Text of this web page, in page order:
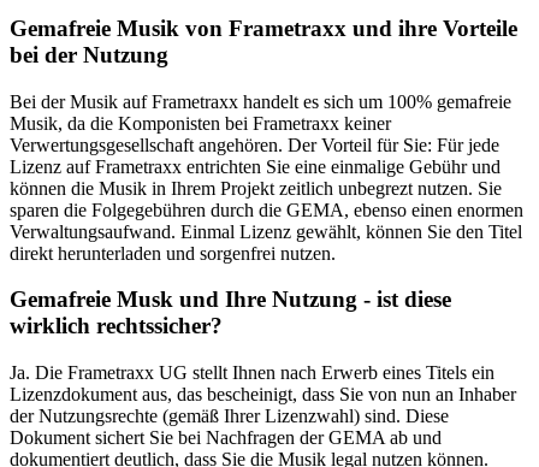
Gemafreie Musik von Frametraxx und ihre Vorteile
bei der Nutzung
Bei der Musik auf Frametraxx handelt es sich um 100% gemafreie
Musik, da die Komponisten bei Frametraxx keiner
Verwertungsgesellschaft angehören. Der Vorteil für Sie: Für jede
Lizenz auf Frametraxx entrichten Sie eine einmalige Gebühr und
können die Musik in Ihrem Projekt zeitlich unbegrezt nutzen. Sie
sparen die Folgegebühren durch die GEMA, ebenso einen enormen
Verwaltungsaufwand. Einmal Lizenz gewählt, können Sie den Titel
direkt herunterladen und sorgenfrei nutzen.
Gemafreie Musk und Ihre Nutzung - ist diese
wirklich rechtssicher?
Ja. Die Frametraxx UG stellt Ihnen nach Erwerb eines Titels ein
Lizenzdokument aus, das bescheinigt, dass Sie von nun an Inhaber
der Nutzungsrechte (gemäß Ihrer Lizenzwahl) sind. Diese
Dokument sichert Sie bei Nachfragen der GEMA ab und
dokumentiert deutlich, dass Sie die Musik legal nutzen können.